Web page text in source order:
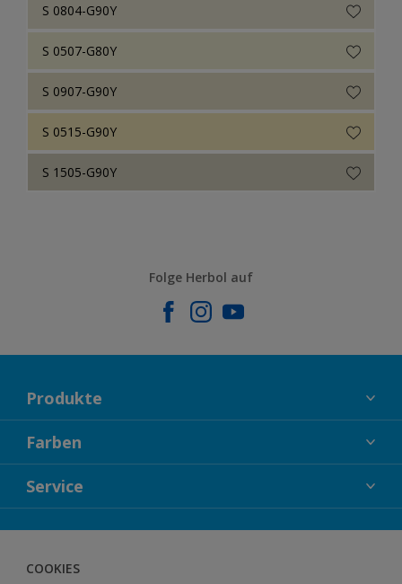
S 0804-G90Y
S 0507-G80Y
S 0907-G90Y
S 0515-G90Y
S 1505-G90Y
Folge Herbol auf
Produkte
FASSADENFARBEN
INNENFARBEN
LACKE
BODENSYSTEM
Farben
KOLLEKTIONEN
FARBTRENDS
FARBBERATUNG
Service
HERBOL NACHRICHTEN
COOKIES